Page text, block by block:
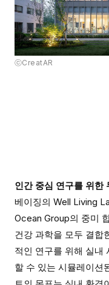
ⓒCreatAR
인간 중심 연구를 위한
베이징의 Well Living
Ocean Group의 중미
건강 과학을 모두 결합
적인 연구를 위해 실내
할 수 있는 시뮬레이션